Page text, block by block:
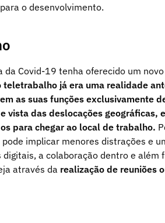
o desenvolvimento.
da Covid-19 tenha oferecido um
teletrabalho já era uma realidade
as suas funções exclusivamente
vista das deslocações
para chegar ao local de trabalho.
pode implicar menores distrações e
digitais, a colaboração dentro e
através da realização de reuniões